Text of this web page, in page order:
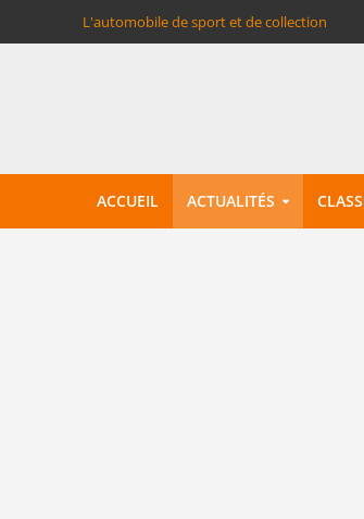
L'automobile de sport et de collection
ACCUEIL ACTUALITÉS